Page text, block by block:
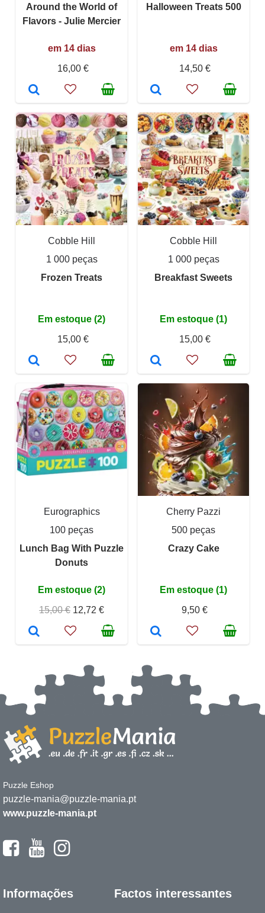
Around the World of
Flavors - Julie Mercier
em 14 dias
16,00 €
Halloween Treats 500
em 14 dias
14,50 €
Cobble Hill
1 000 peças
Frozen Treats
Em estoque (2)
15,00 €
Cobble Hill
1 000 peças
Breakfast Sweets
Em estoque (1)
15,00 €
Eurographics
100 peças
Lunch Bag With Puzzle
Donuts
Em estoque (2)
15,00 € 12,72 €
Cherry Pazzi
500 peças
Crazy Cake
Em estoque (1)
9,50 €
Puzzle Eshop
puzzle-mania@puzzle-mania.pt
www.puzzle-mania.pt
Informações Factos interessantes